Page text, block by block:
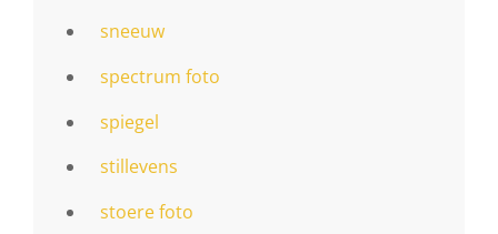
sneeuw
spectrum foto
spiegel
stillevens
stoere foto